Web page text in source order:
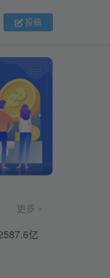
投稿
更多 »
亿